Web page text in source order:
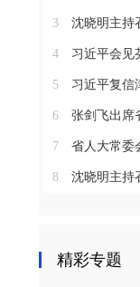
3 沈晓明主持召开2025年度
4 习近平会见
5 习近平复信
6 张剑飞出席省
7 省人大常委会机关离
8 沈晓明主持
精彩专题